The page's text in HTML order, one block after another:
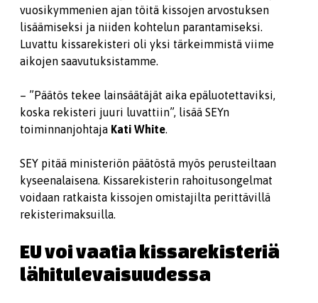
vuosikymmenien ajan töitä kissojen arvostuksen
lisäämiseksi ja niiden kohtelun parantamiseksi.
Luvattu kissarekisteri oli yksi tärkeimmistä viime
aikojen saavutuksistamme.
– ”Päätös tekee lainsäätäjät aika epäluotettaviksi,
koska rekisteri juuri luvattiin”, lisää SEYn
toiminnanjohtaja Kati White.
SEY pitää ministeriön päätöstä myös perusteiltaan
kyseenalaisena. Kissarekisterin rahoitusongelmat
voidaan ratkaista kissojen omistajilta perittävillä
rekisterimaksuilla.
EU voi vaatia kissarekisteriä
lähitulevaisuudessa